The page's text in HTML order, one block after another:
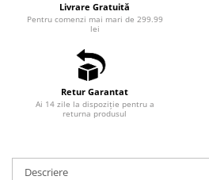
Livrare Gratuită
Pentru comenzi mai mari de 299.99
lei
Retur Garantat
Ai 14 zile la dispoziție pentru a
returna produsul
Descriere